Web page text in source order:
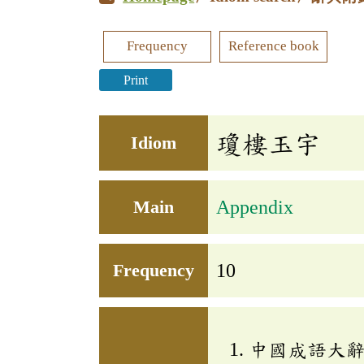
Frequency Reference book
Print
Idiom 瓊樓玉宇
Main Appendix
Frequency 10
中國成語大